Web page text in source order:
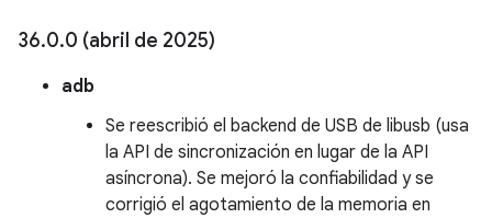
36.0.0 (abril de 2025)
adb
Se reescribió el backend de USB de libusb (usa
la API de sincronización en lugar de la API
asíncrona). Se mejoró la confiabilidad y se
corrigió el agotamiento de la memoria en